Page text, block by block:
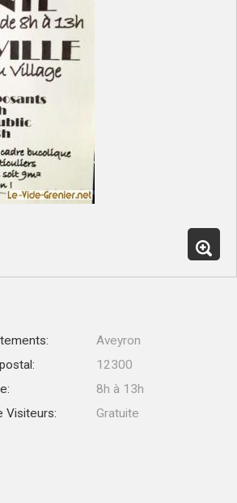
Aveyron
12300
8h à 13h
Visiteurs:
Gratuite